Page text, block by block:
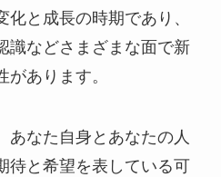
と成長の時期であり、
識などさまざまな面で新
あります。
あなた自身とあなたの人
待と希望を表している可